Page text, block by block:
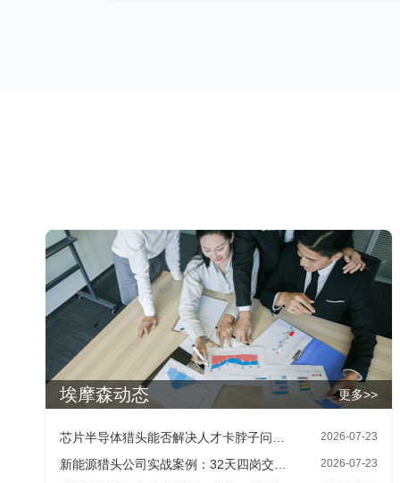
埃摩森动态 更多>>
芯片半导体猎头能否解决人才卡脖子问题：HR最关心的四个现实问题 2026-07-23
新能源猎头公司实战案例：32天四岗交付背后的寻人方法 2026-07-23